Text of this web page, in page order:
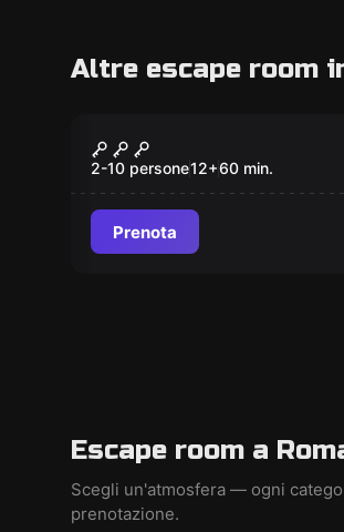
Altre escape room
Distruggi L'Anello
2-10 persone12+60 min.
Prenota
Escape room a
Scegli un'atmosfera — ogni
prenotazione.